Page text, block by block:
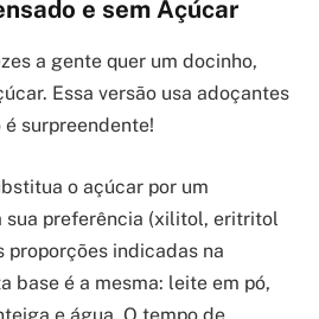
e sem Açúcar
a gente quer um docinho,
Essa versão usa adoçantes
surpreendente!
o açúcar por um
sua preferência (xilitol, eritritol
proporções indicadas na
base é a mesma: leite em pó,